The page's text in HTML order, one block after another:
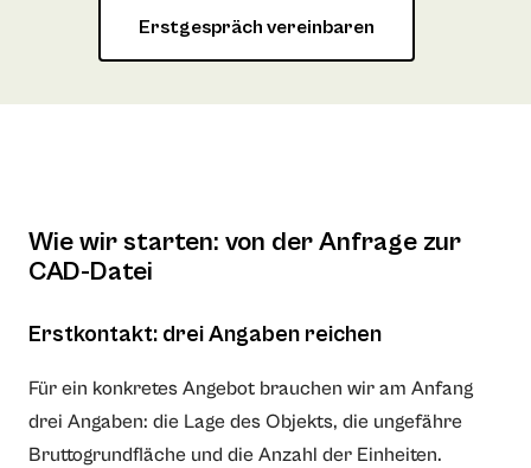
Erstgespräch vereinbaren
Wie wir starten: von der Anfrage zur
CAD-Datei
Erstkontakt: drei Angaben reichen
Für ein konkretes Angebot brauchen wir am Anfang
drei Angaben: die Lage des Objekts, die ungefähre
Bruttogrundfläche und die Anzahl der Einheiten.